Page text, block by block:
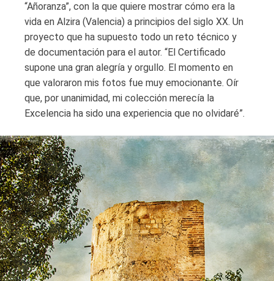
“Añoranza”, con la que quiere mostrar cómo era la
vida en Alzira (Valencia) a principios del siglo XX. Un
proyecto que ha supuesto todo un reto técnico y
de documentación para el autor. “El Certificado
supone una gran alegría y orgullo. El momento en
que valoraron mis fotos fue muy emocionante. Oír
que, por unanimidad, mi colección merecía la
Excelencia ha sido una experiencia que no olvidaré”.